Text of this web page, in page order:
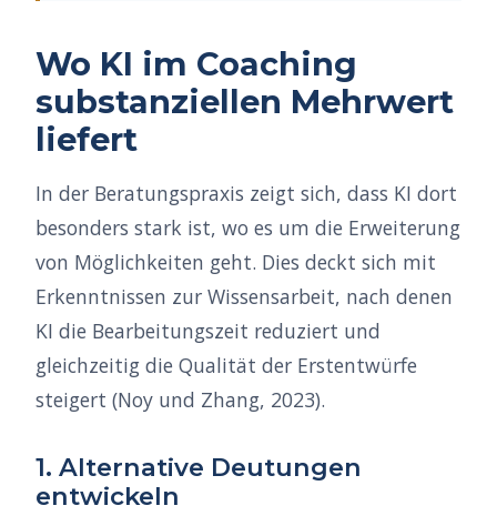
Wo KI im Coaching
substanziellen Mehrwert
liefert
In der Beratungspraxis zeigt sich, dass KI dort
besonders stark ist, wo es um die Erweiterung
von Möglichkeiten geht. Dies deckt sich mit
Erkenntnissen zur Wissensarbeit, nach denen
KI die Bearbeitungszeit reduziert und
gleichzeitig die Qualität der Erstentwürfe
steigert (Noy und Zhang, 2023).
1. Alternative Deutungen
entwickeln